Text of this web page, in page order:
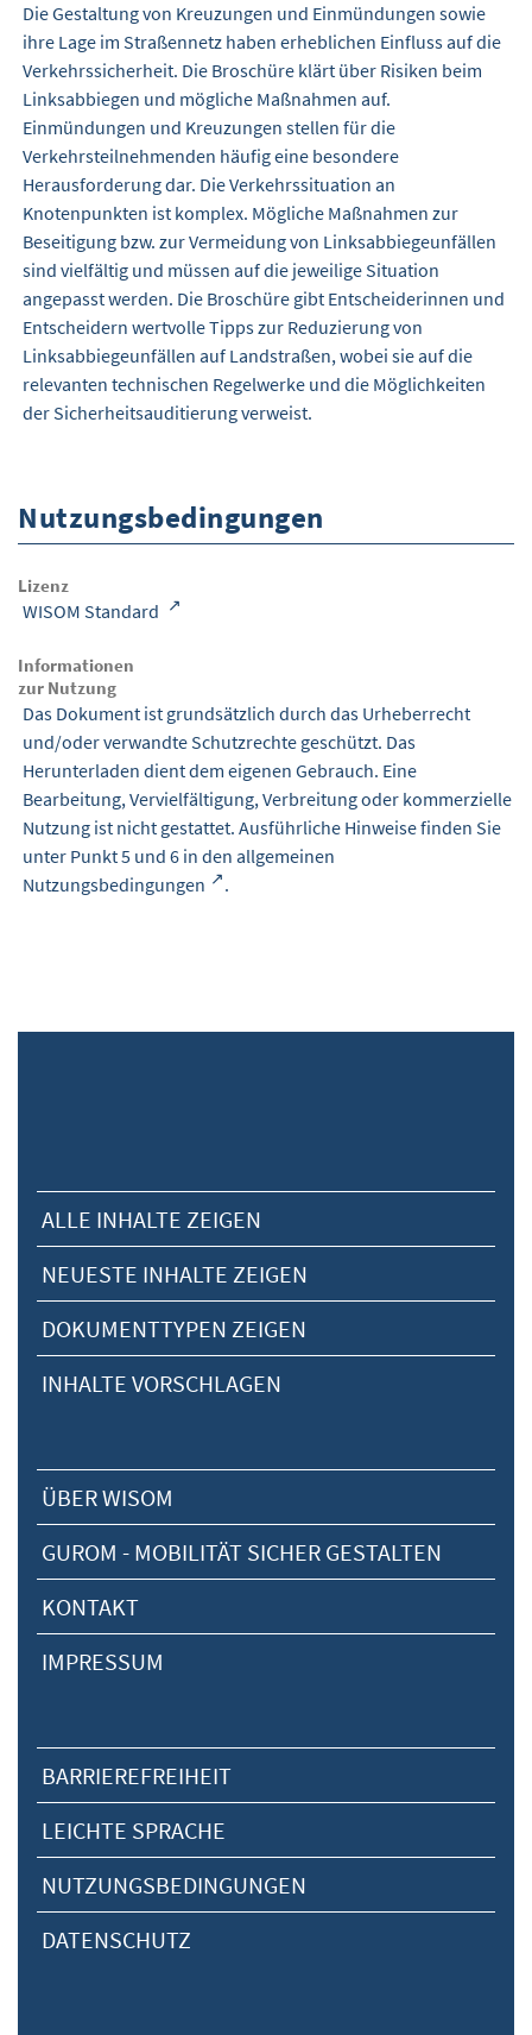
Die Gestaltung von Kreuzungen und Einmündungen sowie
ihre Lage im Straßennetz haben erheblichen Einfluss auf die
Verkehrssicherheit. Die Broschüre klärt über Risiken beim
Linksabbiegen und mögliche Maßnahmen auf.
Einmündungen und Kreuzungen stellen für die
Verkehrsteilnehmenden häufig eine besondere
Herausforderung dar. Die Verkehrssituation an
Knotenpunkten ist komplex. Mögliche Maßnahmen zur
Beseitigung bzw. zur Vermeidung von Linksabbiegeunfällen
sind vielfältig und müssen auf die jeweilige Situation
angepasst werden. Die Broschüre gibt Entscheiderinnen und
Entscheidern wertvolle Tipps zur Reduzierung von
Linksabbiegeunfällen auf Landstraßen, wobei sie auf die
relevanten technischen Regelwerke und die Möglichkeiten
der Sicherheitsauditierung verweist.
Nutzungsbedingungen
Lizenz
WISOM Standard
Informationen
zur Nutzung
Das Dokument ist grundsätzlich durch das Urheberrecht
und/oder verwandte Schutzrechte geschützt. Das
Herunterladen dient dem eigenen Gebrauch. Eine
Bearbeitung, Vervielfältigung, Verbreitung oder kommerzielle
Nutzung ist nicht gestattet. Ausführliche Hinweise finden Sie
unter Punkt 5 und 6 in den allgemeinen
Nutzungsbedingungen
.
ALLE INHALTE ZEIGEN
NEUESTE INHALTE ZEIGEN
DOKUMENTTYPEN ZEIGEN
INHALTE VORSCHLAGEN
ÜBER WISOM
GUROM - MOBILITÄT SICHER GESTALTEN
KONTAKT
IMPRESSUM
BARRIEREFREIHEIT
LEICHTE SPRACHE
NUTZUNGSBEDINGUNGEN
DATENSCHUTZ